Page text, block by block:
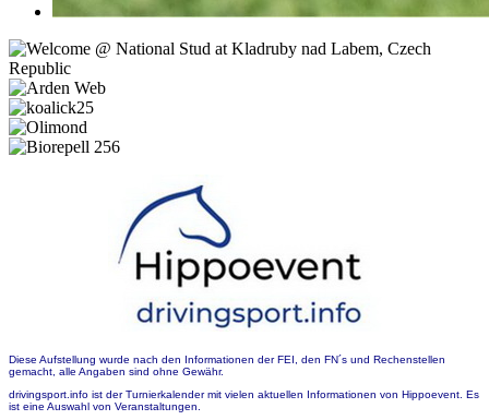
Diese Aufstellung wurde nach den Informationen der FEI, den FN´s und Rechenstellen
gemacht, alle Angaben sind ohne Gewähr.
drivingsport.info ist der Turnierkalender mit vielen aktuellen Informationen von Hippoevent. Es
ist eine Auswahl von Veranstaltungen.